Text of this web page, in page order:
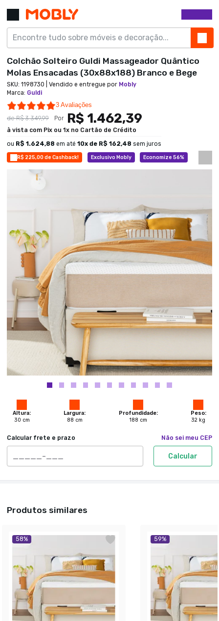
R$ 225,00 de Cashback! Exclusivo Mobly Economize 56%
Altura:
30 cm
Largura:
88 cm
Profundidade:
188 cm
Peso:
32 kg
Calcular frete e prazo Não sei meu CEP
Calcular
Colchão Solteiro Guldi Massageador Quântico
Molas Ensacadas (30x88x188) Branco e Bege
SKU: 1198730 | Vendido e entregue por Mobly
Marca: Guldi
5.0 star rating
3 Avaliações
deR$ 3.349,99 Por R$ 1.462,39
à vista com Pix ou 1x no Cartão de Crédito
ou R$ 1.624,88 em até 10x de R$ 162,48 sem juros
Produtos similares
58% 59%